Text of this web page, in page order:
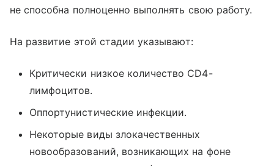
не способна полноценно выполнять свою работу.
На развитие этой стадии указывают:
Критически низкое количество CD4-
лимфоцитов.
Оппортунистические инфекции.
Некоторые виды злокачественных
новообразований, возникающих на фоне